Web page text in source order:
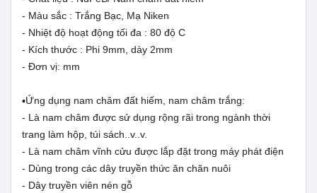
- Màu sắc : Trắng Bạc, Mạ Niken
- Nhiệt độ hoạt động tối đa : 80 độ C
- Kích thước : Phi 9mm, dày 2mm
- Đơn vị: mm
▪️Ứng dụng nam châm đất hiếm, nam châm trắng:
- Là nam châm được sử dụng rộng rãi trong ngành thời
trang làm hộp, túi sách..v..v.
- Là nam châm vĩnh cửu được lắp đặt trong máy phát điện
- Dùng trong các dây truyền thức ăn chăn nuôi
- Dây truyền viên nén gỗ